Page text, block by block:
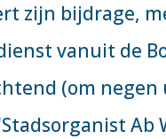
zijn bijdrage,
vanuit de
(om
Ab